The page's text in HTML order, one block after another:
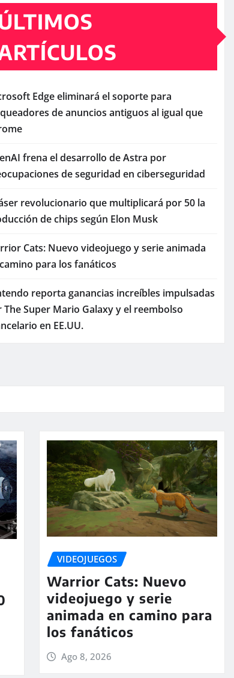
Edge eliminará el soporte para
de anuncios antiguos al igual que
frena el desarrollo de Astra por
de seguridad en ciberseguridad
revolucionario que multiplicará por 50 la
de chips según Elon Musk
Cats: Nuevo videojuego y serie animada
para los fanáticos
reporta ganancias increíbles impulsadas
The Super Mario Galaxy y el reembolso
en EE.UU.
VIDEOJUEGOS
Warrior Cats: Nuevo
videojuego y serie
animada en camino para
los fanáticos
Ago 8, 2026